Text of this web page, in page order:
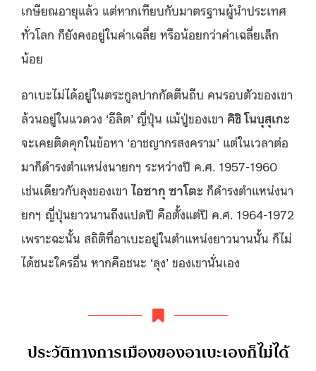
เกษียณอายุแล้ว แต่หากเทียบกับมาตรฐานผู้นำประเทศ
ทั่วโลก ก็ยังคงอยู่ในค่าเฉลี่ย หรือน้อยกว่าค่าเฉลี่ยเล็ก
น้อย
อาเบะไม่ได้อยู่ในตระกูลปากกัดตีนถีบ คนรอบตัวของเขา
ล้วนอยู่ในแวดวง ‘อีลิต’ ญี่ปุ่น แม้ปู่ของเขา คิชิ โนบุสุเกะ
จะเคยติดคุกในข้อหา ‘อาชญากรสงคราม’ แต่ในเวลาต่อ
มาก็ดำรงตำแหน่งนายกฯ ระหว่างปี ค.ศ. 1957-1960
เช่นเดียวกับลุงของเขาไอซากุ ซาโตะ ก็ดำรงตำแหน่งนา
ยกฯ ญี่ปุ่นยาวนานถึงแปดปี คือตั้งแต่ปี ค.ศ. 1964-1972
เพราะฉะนั้น สถิติที่อาเบะอยู่ในตำแหน่งยาวนานนั้น ก็ไม่
ได้ชนะใครอื่น หากคือชนะ ‘ลุง’​ ของเขานั่นเอง
ประวัติทางการเมืองของอาเบะเองก็ไม่ได้